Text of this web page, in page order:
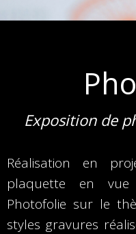
Exposition de
Réalisation en
plaquette en vue
Photofolie sur le
styles gravures